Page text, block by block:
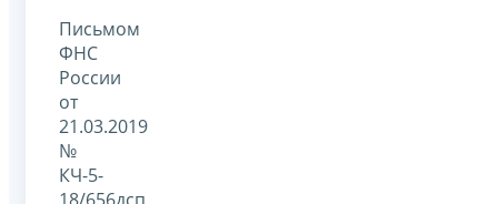
Письмом
ФНС
России
от
21.03.2019
№
КЧ-5-
18/656дсп